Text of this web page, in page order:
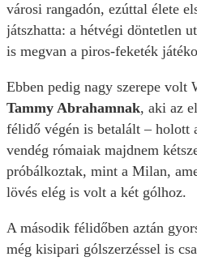
városi rangadón, ezúttal élete
játszhatta: a hétvégi döntetlen
is megvan a piros-feketék
Ebben pedig nagy szerepe volt
Tammy Abrahamnak, aki az
félidő végén is betalált – holott
vendég rómaiak majdnem
próbálkoztak, mint a Milan,
lövés elég is volt a két gólhoz.
A második félidőben aztán
még kisipari gólszerzéssel is